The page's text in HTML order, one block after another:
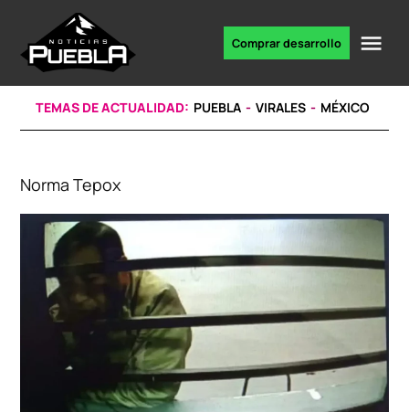
content
noticias
Comprar desarrollo
TEMAS DE ACTUALIDAD: PUEBLA VIRALES MÉXICO
Norma Tepox